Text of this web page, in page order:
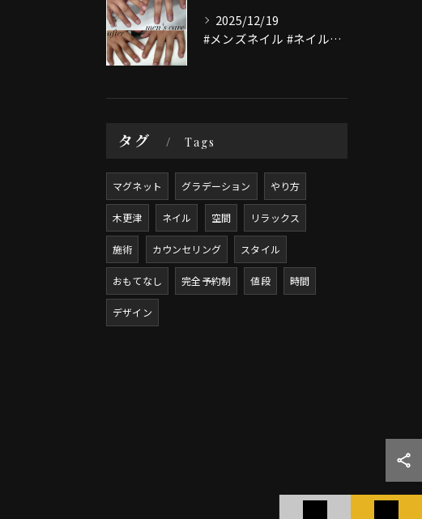
2025/12/19
#メンズネイル #ネイルテザイン #木更津ネイル#木更津ネイ...
タグ Tags
マグネット グラデーション やり方
木更津 ネイル 空間 リラックス
施術 カウンセリング スタイル
おもてなし 完全予約制 値段 時間
デザイン